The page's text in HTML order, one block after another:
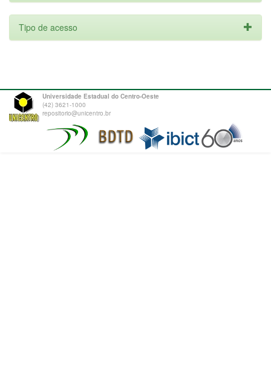
Tipo de acesso
Universidade Estadual do Centro-Oeste
(42) 3621-1000
repositorio@unicentro.br